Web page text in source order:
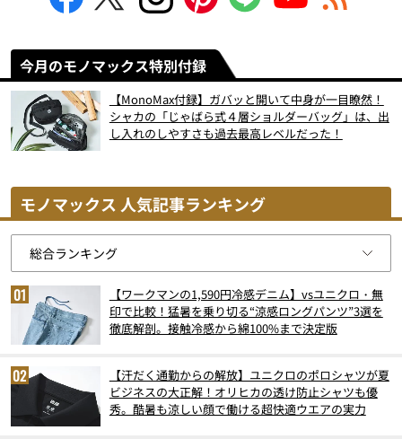
今月のモノマックス特別付録
【MonoMax付録】ガバッと開いて中身が一目瞭然！
シャカの「じゃばら式４層ショルダーバッグ」は、出
し入れのしやすさも過去最高レベルだった！
モノマックス 人気記事ランキング
【ワークマンの1,590円冷感デニム】vsユニクロ・無
印で比較！猛暑を乗り切る“涼感ロングパンツ”3選を
徹底解剖。接触冷感から綿100%まで決定版
【汗だく通勤からの解放】ユニクロのポロシャツが夏
ビジネスの大正解！オリヒカの透け防止シャツも優
秀。酷暑も涼しい顔で働ける超快適ウエアの実力